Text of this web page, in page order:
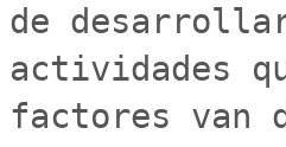
de
actividades
factores van